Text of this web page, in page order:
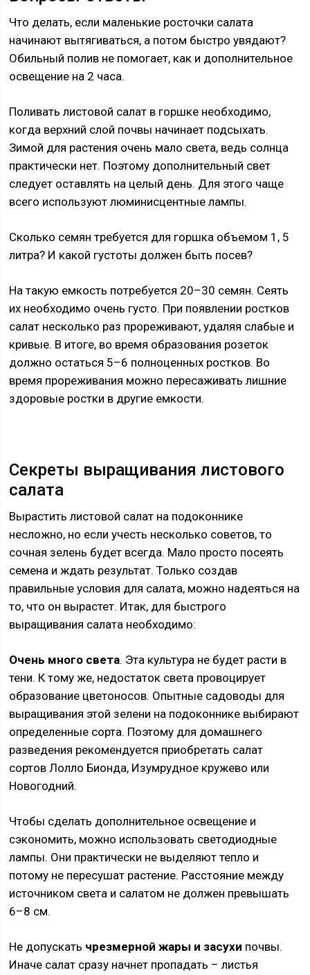
Что делать, если маленькие росточки салата
начинают вытягиваться, а потом быстро увядают?
Обильный полив не помогает, как и дополнительное
освещение на 2 часа.
Поливать листовой салат в горшке необходимо,
когда верхний слой почвы начинает подсыхать.
Зимой для растения очень мало света, ведь солнца
практически нет. Поэтому дополнительный свет
следует оставлять на целый день. Для этого чаще
всего используют люминисцентные лампы.
Сколько семян требуется для горшка объемом 1, 5
литра? И какой густоты должен быть посев?
На такую емкость потребуется 20–30 семян. Сеять
их необходимо очень густо. При появлении ростков
салат несколько раз прореживают, удаляя слабые и
кривые. В итоге, во время образования розеток
должно остаться 5–6 полноценных ростков. Во
время прореживания можно пересаживать лишние
здоровые ростки в другие емкости.
Секреты выращивания листового
салата
Вырастить листовой салат на подоконнике
несложно, но если учесть несколько советов, то
сочная зелень будет всегда. Мало просто посеять
семена и ждать результат. Только создав
правильные условия для салата, можно надеяться на
то, что он вырастет. Итак, для быстрого
выращивания салата необходимо:
Очень много света. Эта культура не будет расти в
тени. К тому же, недостаток света провоцирует
образование цветоносов. Опытные садоводы для
выращивания этой зелени на подоконнике выбирают
определенные сорта. Поэтому для домашнего
разведения рекомендуется приобретать салат
сортов Лолло Бионда, Изумрудное кружево или
Новогодний.
Чтобы сделать дополнительное освещение и
сэкономить, можно использовать светодиодные
лампы. Они практически не выделяют тепло и
потому не пересушат растение. Расстояние между
источником света и салатом не должен превышать
6–8 см.
Не допускать чрезмерной жары и засухи почвы.
Иначе салат сразу начнет пропадать – листья